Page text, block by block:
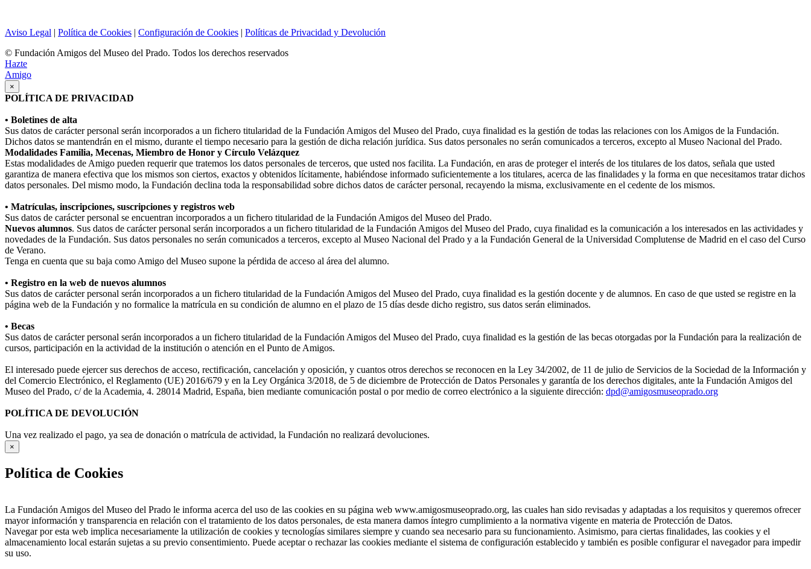
Aviso Legal | Política de Cookies | Configuración de Cookies | Políticas de Privacidad y Devolución
© Fundación Amigos del Museo del Prado. Todos los derechos reservados
Hazte
Amigo
×
POLÍTICA DE PRIVACIDAD
• Boletines de alta
Sus datos de carácter personal serán incorporados a un fichero titularidad de la Fundación Amigos del Museo del Prado, cuya finalidad es la gestión de todas las relaciones con los Amigos de la Fundación.
Dichos datos se mantendrán en el mismo, durante el tiempo necesario para la gestión de dicha relación jurídica. Sus datos personales no serán comunicados a terceros, excepto al Museo Nacional del Prado.
Modalidades Familia, Mecenas, Miembro de Honor y Círculo Velázquez
Estas modalidades de Amigo pueden requerir que tratemos los datos personales de terceros, que usted nos facilita. La Fundación, en aras de proteger el interés de los titulares de los datos, señala que usted
garantiza de manera efectiva que los mismos son ciertos, exactos y obtenidos lícitamente, habiéndose informado suficientemente a los titulares, acerca de las finalidades y la forma en que necesitamos tratar dichos
datos personales. Del mismo modo, la Fundación declina toda la responsabilidad sobre dichos datos de carácter personal, recayendo la misma, exclusivamente en el cedente de los mismos.
• Matrículas, inscripciones, suscripciones y registros web
Sus datos de carácter personal se encuentran incorporados a un fichero titularidad de la Fundación Amigos del Museo del Prado.
Nuevos alumnos. Sus datos de carácter personal serán incorporados a un fichero titularidad de la Fundación Amigos del Museo del Prado, cuya finalidad es la comunicación a los interesados en las actividades y
novedades de la Fundación. Sus datos personales no serán comunicados a terceros, excepto al Museo Nacional del Prado y a la Fundación General de la Universidad Complutense de Madrid en el caso del Curso
de Verano.
Tenga en cuenta que su baja como Amigo del Museo supone la pérdida de acceso al área del alumno.
• Registro en la web de nuevos alumnos
Sus datos de carácter personal serán incorporados a un fichero titularidad de la Fundación Amigos del Museo del Prado, cuya finalidad es la gestión docente y de alumnos. En caso de que usted se registre en la
página web de la Fundación y no formalice la matrícula en su condición de alumno en el plazo de 15 días desde dicho registro, sus datos serán eliminados.
• Becas
Sus datos de carácter personal serán incorporados a un fichero titularidad de la Fundación Amigos del Museo del Prado, cuya finalidad es la gestión de las becas otorgadas por la Fundación para la realización de
cursos, participación en la actividad de la institución o atención en el Punto de Amigos.
El interesado puede ejercer sus derechos de acceso, rectificación, cancelación y oposición, y cuantos otros derechos se reconocen en la Ley 34/2002, de 11 de julio de Servicios de la Sociedad de la Información y
del Comercio Electrónico, el Reglamento (UE) 2016/679 y en la Ley Orgánica 3/2018, de 5 de diciembre de Protección de Datos Personales y garantía de los derechos digitales, ante la Fundación Amigos del
Museo del Prado, c/ de la Academia, 4. 28014 Madrid, España, bien mediante comunicación postal o por medio de correo electrónico a la siguiente dirección: dpd@amigosmuseoprado.org
POLÍTICA DE DEVOLUCIÓN
Una vez realizado el pago, ya sea de donación o matrícula de actividad, la Fundación no realizará devoluciones.
×
Política de Cookies
La Fundación Amigos del Museo del Prado le informa acerca del uso de las cookies en su página web www.amigosmuseoprado.org, las cuales han sido revisadas y adaptadas a los requisitos y queremos ofrecer
mayor información y transparencia en relación con el tratamiento de los datos personales, de esta manera damos íntegro cumplimiento a la normativa vigente en materia de Protección de Datos.
Navegar por esta web implica necesariamente la utilización de cookies y tecnologías similares siempre y cuando sea necesario para su funcionamiento. Asimismo, para ciertas finalidades, las cookies y el
almacenamiento local estarán sujetas a su previo consentimiento. Puede aceptar o rechazar las cookies mediante el sistema de configuración establecido y también es posible configurar el navegador para impedir
su uso.